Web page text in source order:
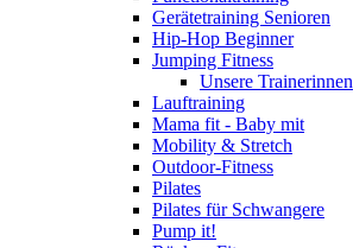
Gerätetraining Senioren
Hip-Hop Beginner
Jumping Fitness
Unsere Trainerinnen
Lauftraining
Mama fit - Baby mit
Mobility & Stretch
Outdoor-Fitness
Pilates
Pilates für Schwangere
Pump it!